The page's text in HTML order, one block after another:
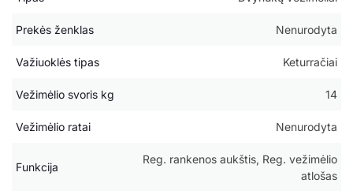
Prekės ženklas Nenurodyta
Važiuoklės tipas Keturračiai
Vežimėlio svoris kg 14
Vežimėlio ratai Nenurodyta
Funkcija
Reg. rankenos aukštis, Reg. vežimėlio
atlošas